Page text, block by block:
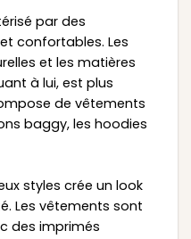
par des
confortables. Les
et les matières
à lui, est plus
de vêtements
baggy, les hoodies
styles crée un look
Les vêtements sont
des imprimés